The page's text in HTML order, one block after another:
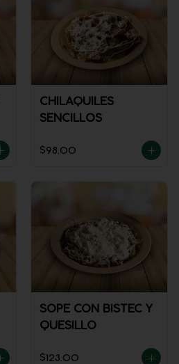
CHILAQUILES
SENCILLOS
$98.00
SOPE CON BISTEC Y
QUESILLO
$123.00